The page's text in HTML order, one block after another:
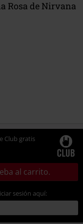
Rosa de Nirvana
Club gratis
al carrito.
sesión aquí: